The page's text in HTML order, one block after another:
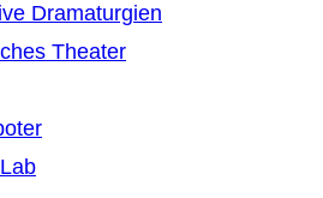
Dramaturgien
Theater